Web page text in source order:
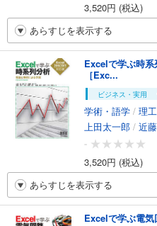
3,520円 (税込)
あらすじを表示する
Excelで学ぶ時
［Exc...
ビジネス・実用
学術・語学 / 理工
上田太一郎 / 近
-
3,520円 (税込)
あらすじを表示する
Excelで学ぶ電気